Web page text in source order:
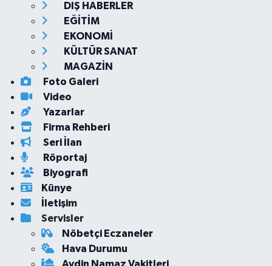
DIŞ HABERLER
EĞİTİM
EKONOMİ
KÜLTÜR SANAT
MAGAZİN
Foto Galeri
Video
Yazarlar
Firma Rehberi
Seri İlan
Röportaj
Biyografi
Künye
İletişim
Servisler
Nöbetçi Eczaneler
Hava Durumu
Aydin Namaz Vakitleri